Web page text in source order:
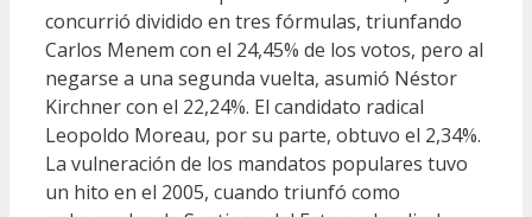
concurrió dividido en tres fórmulas, triunfando
Carlos Menem con el 24,45% de los votos, pero al
negarse a una segunda vuelta, asumió Néstor
Kirchner con el 22,24%. El candidato radical
Leopoldo Moreau, por su parte, obtuvo el 2,34%.
La vulneración de los mandatos populares tuvo
un hito en el 2005, cuando triunfó como